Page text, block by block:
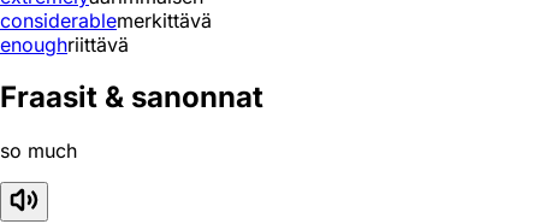
considerablemerkittävä
enoughriittävä
Fraasit & sanonnat
so much